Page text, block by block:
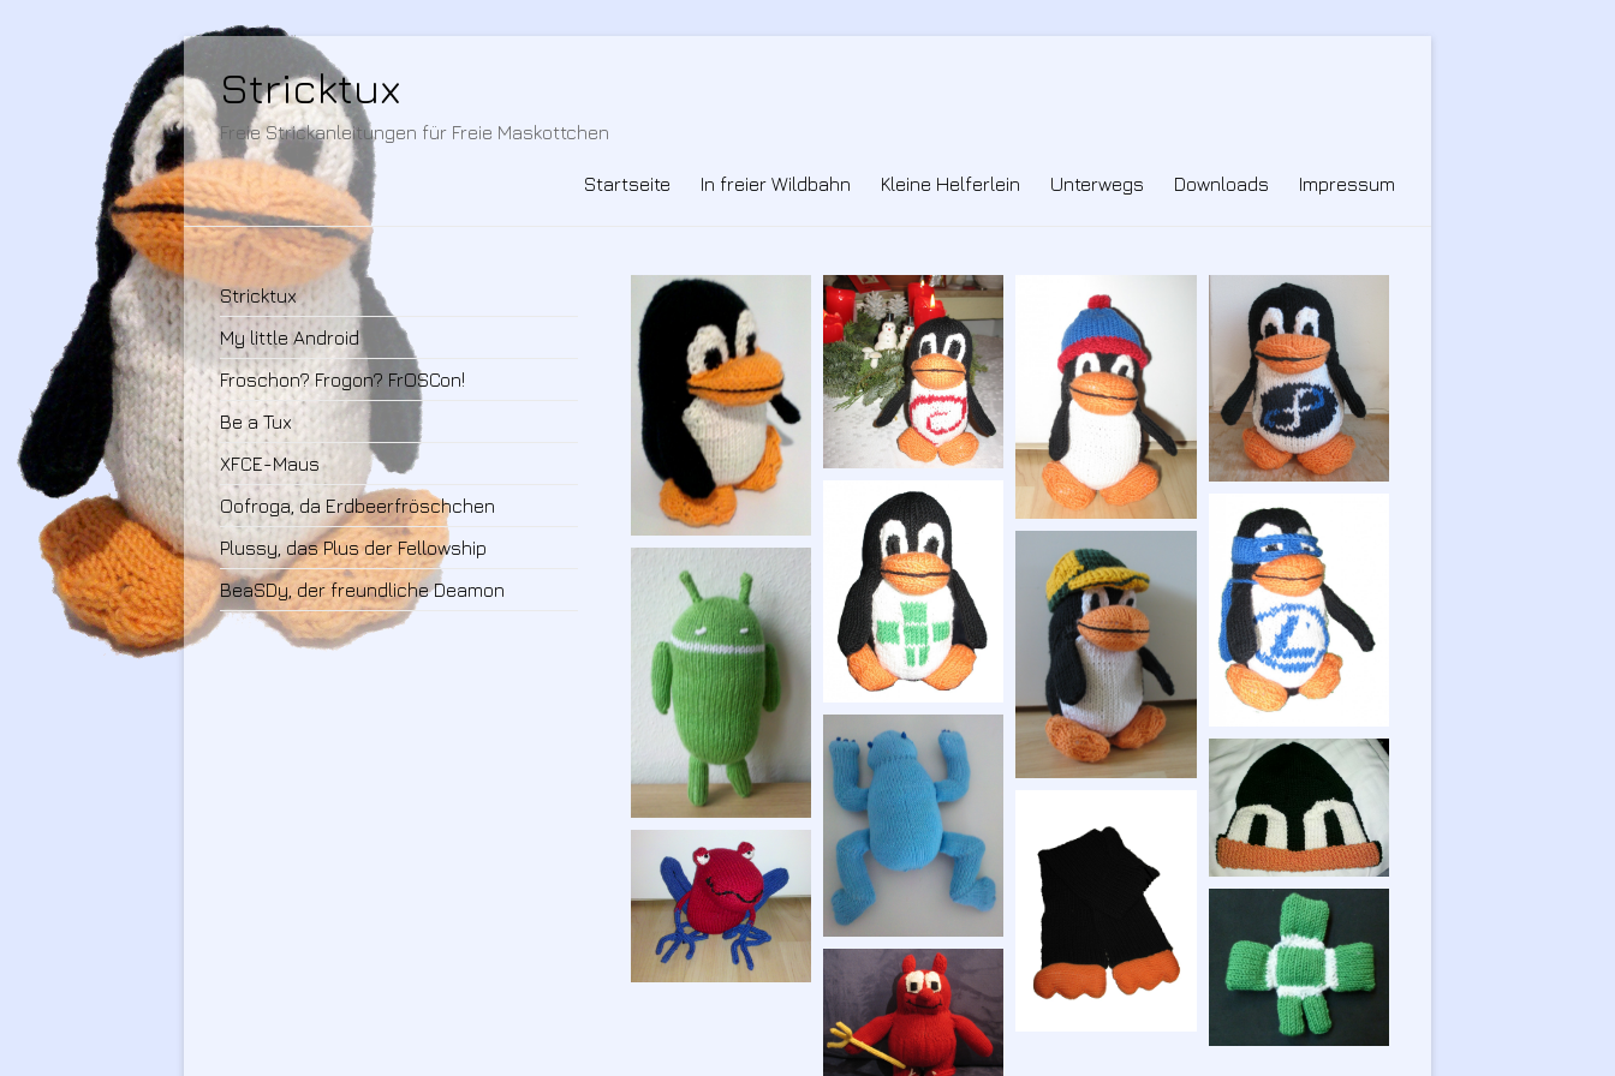
Stricktux
Freie Strickanleitungen für Freie Maskottchen
Startseite In freier Wildbahn Kleine Helferlein Unterwegs Downloads Impressum
Stricktux
My little Android
Froschon? Frogon? FrOSCon!
Be a Tux
XFCE-Maus
Oofroga, da Erdbeerfröschchen
Plussy, das Plus der Fellowship
BeaSDy, der freundliche Deamon